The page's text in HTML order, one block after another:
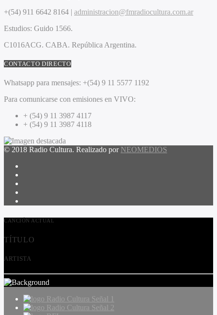
+(54) 911 6642 8164 | administracion@fmradiocultura.com.ar
Estudios: Guido 1566.
C1016ACG. CABA. República Argentina.
CONTACTO DIRECTO
Whatsapp para mensajes: +(54) 9 11 5577 1192
Para comunicarse con emisiones en VIVO:
+ (54) 9 11 3987 4117
+ (54) 9 11 3987 4118
© 2018 Radio Cultura. Realizado por NEOMEDIOS
CANCIÓN ACTUAL
TÍTULO
ARTISTA
Radio Cultura Señal 1
Radio Cultura Señal 2